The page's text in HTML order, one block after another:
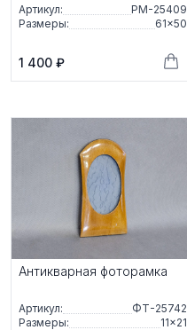
Артикул:
РМ-25409
Размеры:
61×50
1 400 ₽
Антикварная фоторамка
Артикул:
ФТ-25742
Размеры:
11×21